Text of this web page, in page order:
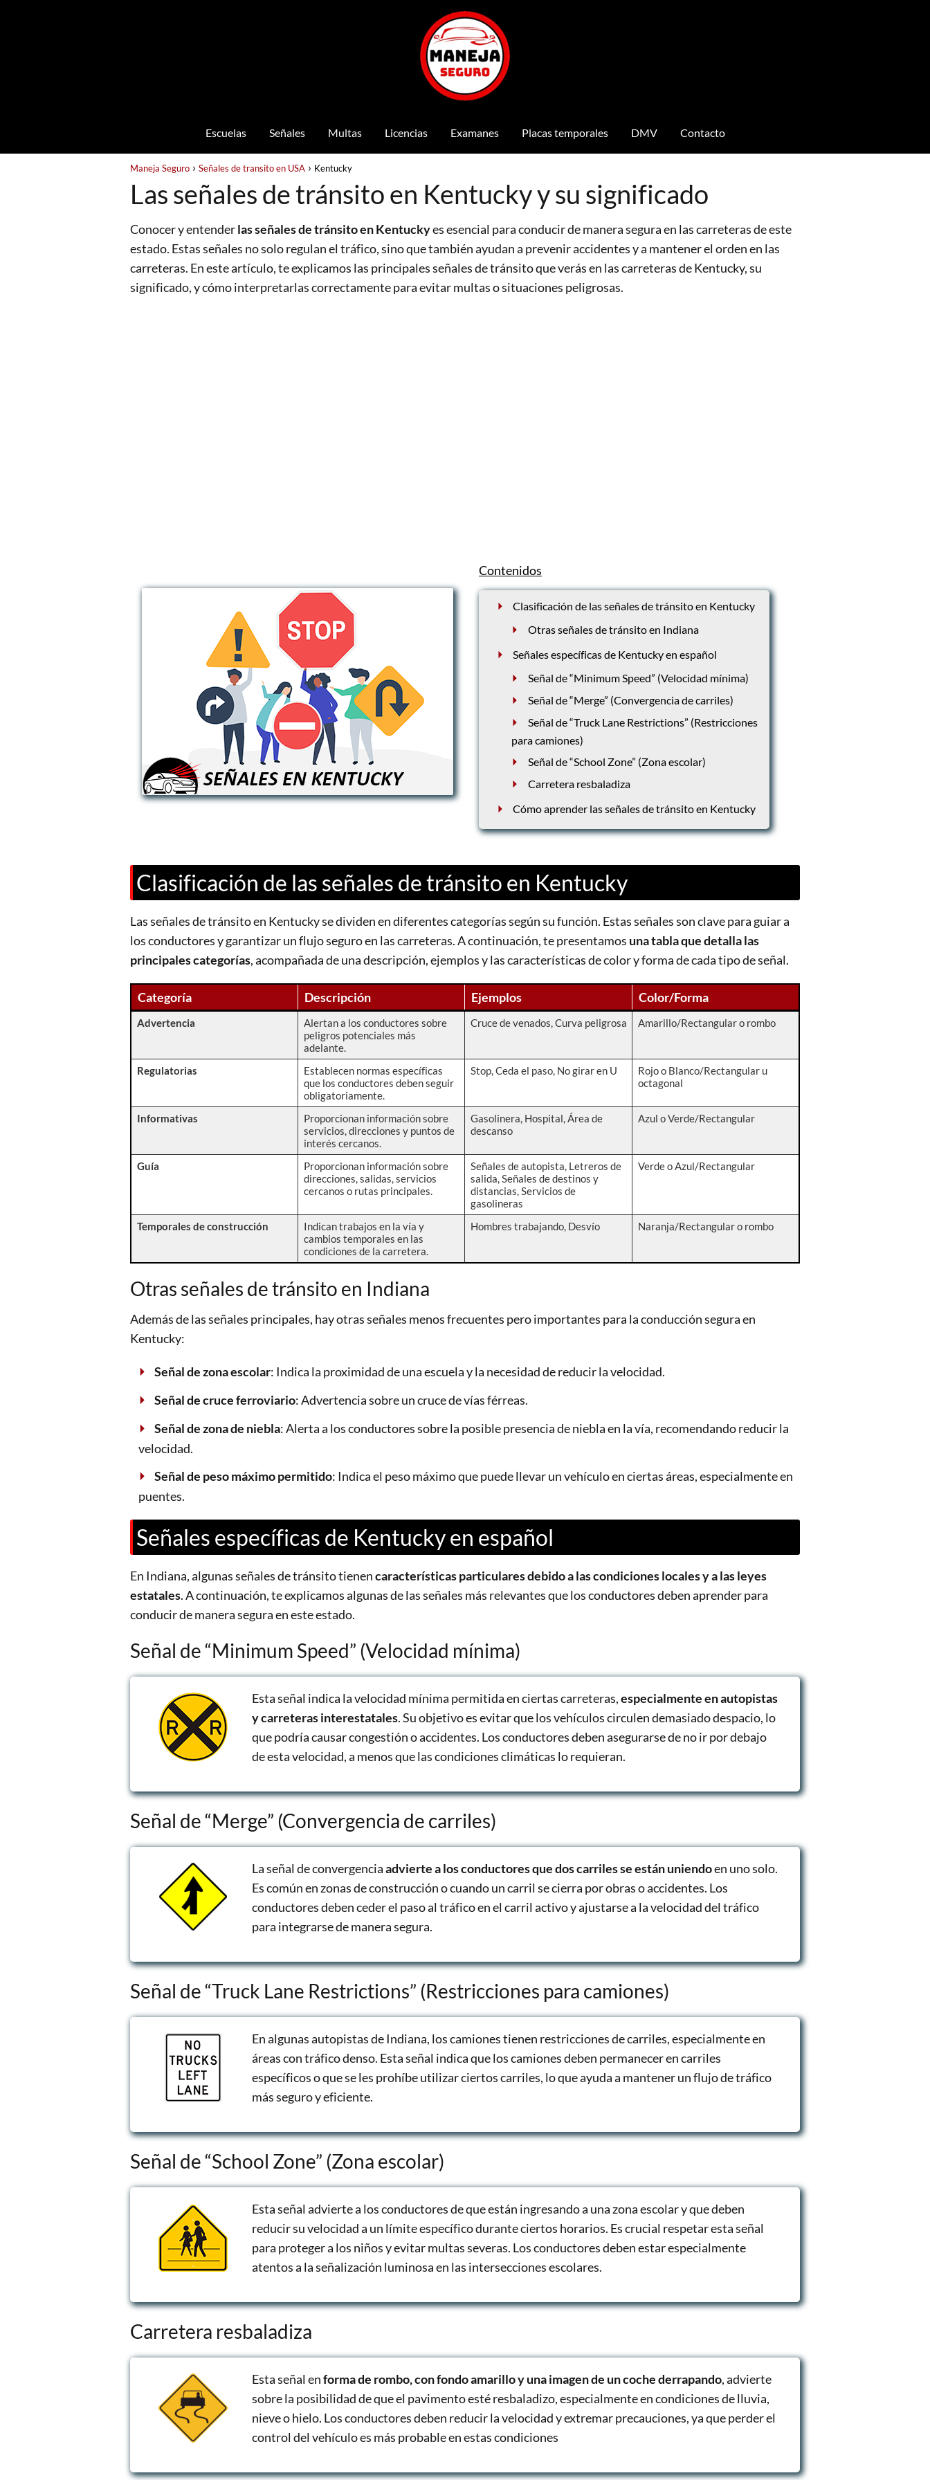
Escuelas Señales Multas Licencias Examanes Placas temporales DMV Contacto
Maneja Seguro Señales de transito en USA Kentucky
Las señales de tránsito en Kentucky y su significado
Conocer y entenderlas señales de tránsito en Kentuckyes esencial para conducir de manera segura en las carreteras de este
estado. Estas señales no solo regulan el tráfico, sino que también ayudan a prevenir accidentes y a mantener el orden en las
carreteras. En este artículo, te explicamos las principales señales de tránsito que verás en las carreteras de Kentucky, su
significado, y cómo interpretarlas correctamente para evitar multas o situaciones peligrosas.
Contenidos
Clasificación de las señales de tránsito en Kentucky
Otras señales de tránsito en Indiana
Señales específicas de Kentucky en español
Señal de “Minimum Speed” (Velocidad mínima)
Señal de “Merge” (Convergencia de carriles)
Señal de “Truck Lane Restrictions” (Restricciones
para camiones)
Señal de “School Zone” (Zona escolar)
Carretera resbaladiza
Cómo aprender las señales de tránsito en Kentucky
Clasificación de las señales de tránsito en Kentucky
Las señales de tránsito en Kentucky se dividen en diferentes categorías según su función. Estas señales son clave para guiar a
los conductores y garantizar un flujo seguro en las carreteras. A continuación, te presentamos una tabla que detalla las
principales categorías, acompañada de una descripción, ejemplos y las características de color y forma de cada tipo de señal.
Categoría Descripción Ejemplos Color/Forma
Advertencia
Alertan a los conductores sobre
peligros potenciales más
adelante.
Cruce de venados, Curva peligrosa Amarillo/Rectangular o rombo
Regulatorias
Establecen normas específicas
que los conductores deben seguir
obligatoriamente.
Stop, Ceda el paso, No girar en U
Rojo o Blanco/Rectangular u
octagonal
Informativas
Proporcionan información sobre
servicios, direcciones y puntos de
interés cercanos.
Gasolinera, Hospital, Área de
descanso
Azul o Verde/Rectangular
Guía
Proporcionan información sobre
direcciones, salidas, servicios
cercanos o rutas principales.
Señales de autopista, Letreros de
salida, Señales de destinos y
distancias, Servicios de
gasolineras
Verde o Azul/Rectangular
Temporales de construcción
Indican trabajos en la vía y
cambios temporales en las
condiciones de la carretera.
Hombres trabajando, Desvío Naranja/Rectangular o rombo
Otras señales de tránsito en Indiana
Además de las señales principales, hay otras señales menos frecuentes pero importantes para la conducción segura en
Kentucky:
Señal de zona escolar: Indica la proximidad de una escuela y la necesidad de reducir la velocidad.
Señal de cruce ferroviario: Advertencia sobre un cruce de vías férreas.
Señal de zona de niebla: Alerta a los conductores sobre la posible presencia de niebla en la vía, recomendando reducir la
velocidad.
Señal de peso máximo permitido: Indica el peso máximo que puede llevar un vehículo en ciertas áreas, especialmente en
puentes.
Señales específicas de Kentucky en español
En Indiana, algunas señales de tránsito tienencaracterísticas particulares debido a las condiciones locales y a las leyes
estatales. A continuación, te explicamos algunas de las señales más relevantes que los conductores deben aprender para
conducir de manera segura en este estado.
Señal de “Minimum Speed” (Velocidad mínima)
Esta señal indica la velocidad mínima permitida en ciertas carreteras,especialmente en autopistas
y carreteras interestatales. Su objetivo es evitar que los vehículos circulen demasiado despacio, lo
que podría causar congestión o accidentes. Los conductores deben asegurarse de no ir por debajo
de esta velocidad, a menos que las condiciones climáticas lo requieran.
Señal de “Merge” (Convergencia de carriles)
La señal de convergenciaadvierte a los conductores que dos carriles se están uniendoen uno solo.
Es común en zonas de construcción o cuando un carril se cierra por obras o accidentes. Los
conductores deben ceder el paso al tráfico en el carril activo y ajustarse a la velocidad del tráfico
para integrarse de manera segura.
Señal de “Truck Lane Restrictions” (Restricciones para camiones)
En algunas autopistas de Indiana, los camiones tienen restricciones de carriles, especialmente en
áreas con tráfico denso. Esta señal indica que los camiones deben permanecer en carriles
específicos o que se les prohíbe utilizar ciertos carriles, lo que ayuda a mantener un flujo de tráfico
más seguro y eficiente.
Señal de “School Zone” (Zona escolar)
Esta señal advierte a los conductores de que están ingresando a una zona escolar y que deben
reducir su velocidad a un límite específico durante ciertos horarios. Es crucial respetar esta señal
para proteger a los niños y evitar multas severas. Los conductores deben estar especialmente
atentos a la señalización luminosa en las intersecciones escolares.
Carretera resbaladiza
Esta señal enforma de rombo, con fondo amarillo y una imagen de un coche derrapando, advierte
sobre la posibilidad de que el pavimento esté resbaladizo, especialmente en condiciones de lluvia,
nieve o hielo. Los conductores deben reducir la velocidad y extremar precauciones, ya que perder el
control del vehículo es más probable en estas condiciones​